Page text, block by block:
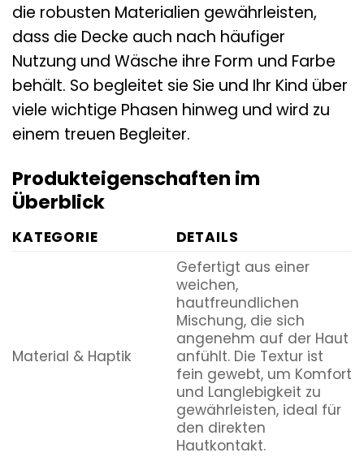
die robusten Materialien gewährleisten,
dass die Decke auch nach häufiger
Nutzung und Wäsche ihre Form und Farbe
behält. So begleitet sie Sie und Ihr Kind über
viele wichtige Phasen hinweg und wird zu
einem treuen Begleiter.
Produkteigenschaften im
Überblick
KATEGORIE DETAILS
Material & Haptik
Gefertigt aus einer
weichen,
hautfreundlichen
Mischung, die sich
angenehm auf der Haut
anfühlt. Die Textur ist
fein gewebt, um Komfort
und Langlebigkeit zu
gewährleisten, ideal für
den direkten
Hautkontakt.